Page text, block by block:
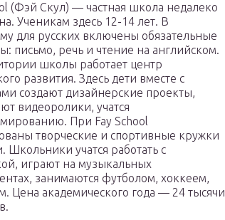
(Фэй Скул) — частная школа недалеко
Ученикам здесь 12-14 лет. В
для русских включены обязательные
письмо, речь и чтение на английском.
школы работает центр
развития. Здесь дети вместе с
создают дизайнерские проекты,
видеоролики, учатся
При Fay School
творческие и спортивные кружки
Школьники учатся работать с
играют на музыкальных
занимаются футболом, хоккеем,
Цена академического года — 24 тысячи